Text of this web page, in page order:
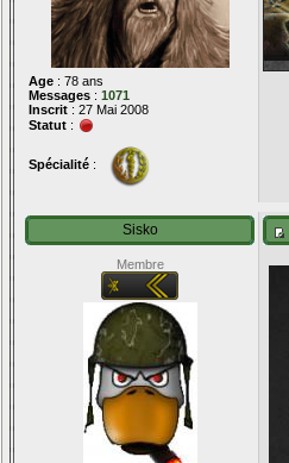
Age : 78 ans
Messages : 1071
Inscrit : 27 Mai 2008
Statut :
Spécialité :
Sisko
Membre